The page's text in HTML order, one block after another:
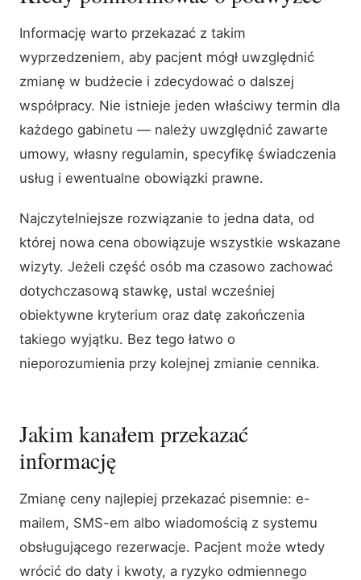
Informację warto przekazać z takim
wyprzedzeniem, aby pacjent mógł uwzględnić
zmianę w budżecie i zdecydować o dalszej
współpracy. Nie istnieje jeden właściwy termin dla
każdego gabinetu — należy uwzględnić zawarte
umowy, własny regulamin, specyfikę świadczenia
usług i ewentualne obowiązki prawne.
Najczytelniejsze rozwiązanie to jedna data, od
której nowa cena obowiązuje wszystkie wskazane
wizyty. Jeżeli część osób ma czasowo zachować
dotychczasową stawkę, ustal wcześniej
obiektywne kryterium oraz datę zakończenia
takiego wyjątku. Bez tego łatwo o
nieporozumienia przy kolejnej zmianie cennika.
Jakim kanałem przekazać
informację
Zmianę ceny najlepiej przekazać pisemnie: e-
mailem, SMS-em albo wiadomością z systemu
obsługującego rezerwacje. Pacjent może wtedy
wrócić do daty i kwoty, a ryzyko odmiennego